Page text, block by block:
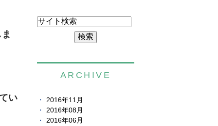
い
ARCHIVE
2016年11月
2016年08月
2016年06月